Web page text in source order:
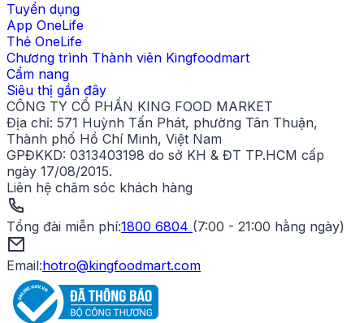
Tuyển dụng
App OneLife
Thẻ OneLife
Chương trình Thành viên Kingfoodmart
Cẩm nang
Siêu thị gần đây
CÔNG TY CỔ PHẦN KING FOOD MARKET
Địa chỉ: 571 Huỳnh Tấn Phát, phường Tân Thuận,
Thành phố Hồ Chí Minh, Việt Nam
GPĐKKD: 0313403198 do sở KH & ĐT TP.HCM cấp
ngày 17/08/2015.
Liên hệ chăm sóc khách hàng
Tổng đài miễn phí:1800 6804 (7:00 - 21:00 hằng ngày)
Email:hotro@kingfoodmart.com